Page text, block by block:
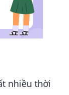
nhiều thời